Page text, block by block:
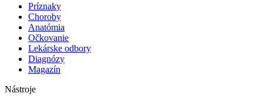
Príznaky
Choroby
Anatómia
Očkovanie
Lekárske odbory
Diagnózy
Magazín
Nástroje